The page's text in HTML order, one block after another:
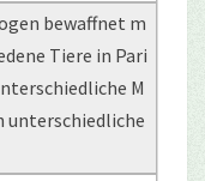
bewaffnet m
Tiere in Pari
M
unterschiedliche